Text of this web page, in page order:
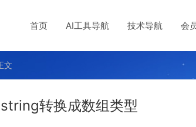
首页 AI工具导航 技术导航 会
文
转换成数组类型